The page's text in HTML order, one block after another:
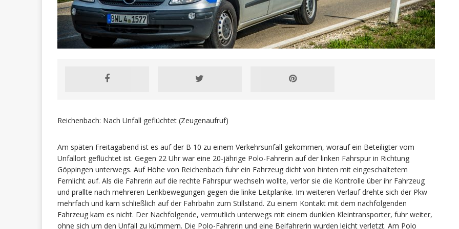
Reichenbach: Nach Unfall geflüchtet (Zeugenaufruf)
Am späten Freitagabend ist es auf der B 10 zu einem Verkehrsunfall gekommen, worauf ein Beteiligter vom
Unfallort geflüchtet ist. Gegen 22 Uhr war eine 20-jährige Polo-Fahrerin auf der linken Fahrspur in Richtung
Göppingen unterwegs. Auf Höhe von Reichenbach fuhr ein Fahrzeug dicht von hinten mit eingeschaltetem
Fernlicht auf. Als die Fahrerin auf die rechte Fahrspur wechseln wollte, verlor sie die Kontrolle über ihr Fahrzeug
und prallte nach mehreren Lenkbewegungen gegen die linke Leitplanke. Im weiteren Verlauf drehte sich der Pkw
mehrfach und kam schließlich auf der Fahrbahn zum Stillstand. Zu einem Kontakt mit dem nachfolgenden
Fahrzeug kam es nicht. Der Nachfolgende, vermutlich unterwegs mit einem dunklen Kleintransporter, fuhr weiter,
ohne sich um den Unfall zu kümmern. Die Polo-Fahrerin und eine Beifahrerin wurden leicht verletzt. Am Polo